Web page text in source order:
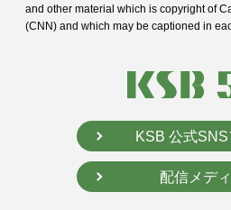
and other material which is copyright of
(CNN) and which may be captioned in
KSB 公式SNS
配信メデ